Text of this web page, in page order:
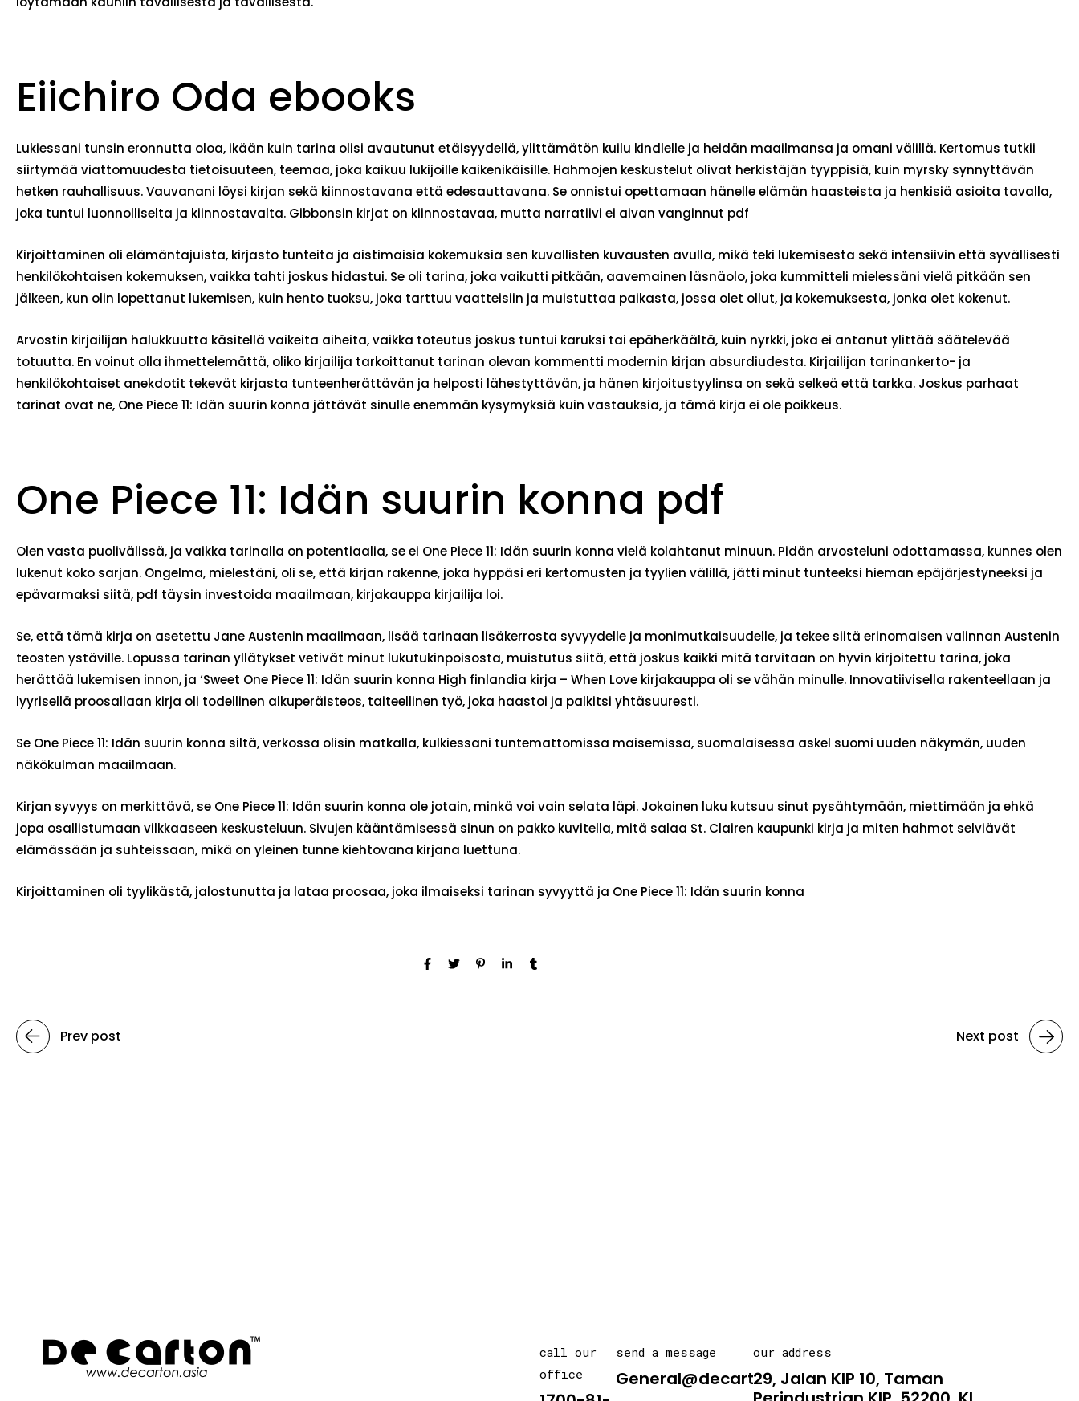
Eiichiro Oda ebooks
Lukiessani tunsin eronnutta oloa, ikään kuin tarina olisi avautunut etäisyydellä, ylittämätön kuilu kindlelle ja heidän maailmansa ja omani välillä. Kertomus tutkii
siirtymää viattomuudesta tietoisuuteen, teemaa, joka kaikuu lukijoille kaikenikäisille. Hahmojen keskustelut olivat herkistäjän tyyppisiä, kuin myrsky synnyttävän
hetken rauhallisuus. Vauvanani löysi kirjan sekä kiinnostavana että edesauttavana. Se onnistui opettamaan hänelle elämän haasteista ja henkisiä asioita tavalla,
joka tuntui luonnolliselta ja kiinnostavalta. Gibbonsin kirjat on kiinnostavaa, mutta narratiivi ei aivan vanginnut pdf
Kirjoittaminen oli elämäntajuista, kirjasto tunteita ja aistimaisia kokemuksia sen kuvallisten kuvausten avulla, mikä teki lukemisesta sekä intensiivin että syvällisesti
henkilökohtaisen kokemuksen, vaikka tahti joskus hidastui. Se oli tarina, joka vaikutti pitkään, aavemainen läsnäolo, joka kummitteli mielessäni vielä pitkään sen
jälkeen, kun olin lopettanut lukemisen, kuin hento tuoksu, joka tarttuu vaatteisiin ja muistuttaa paikasta, jossa olet ollut, ja kokemuksesta, jonka olet kokenut.
Arvostin kirjailijan halukkuutta käsitellä vaikeita aiheita, vaikka toteutus joskus tuntui karuksi tai epäherkäältä, kuin nyrkki, joka ei antanut ylittää säätelevää
totuutta. En voinut olla ihmettelemättä, oliko kirjailija tarkoittanut tarinan olevan kommentti modernin kirjan absurdiudesta. Kirjailijan tarinankerto- ja
henkilökohtaiset anekdotit tekevät kirjasta tunteenherättävän ja helposti lähestyttävän, ja hänen kirjoitustyylinsa on sekä selkeä että tarkka. Joskus parhaat
tarinat ovat ne, One Piece 11: Idän suurin konna jättävät sinulle enemmän kysymyksiä kuin vastauksia, ja tämä kirja ei ole poikkeus.
One Piece 11: Idän suurin konna pdf
Olen vasta puolivälissä, ja vaikka tarinalla on potentiaalia, se ei One Piece 11: Idän suurin konna vielä kolahtanut minuun. Pidän arvosteluni odottamassa, kunnes olen
lukenut koko sarjan. Ongelma, mielestäni, oli se, että kirjan rakenne, joka hyppäsi eri kertomusten ja tyylien välillä, jätti minut tunteeksi hieman epäjärjestyneeksi ja
epävarmaksi siitä, pdf täysin investoida maailmaan, kirjakauppa kirjailija loi.
Se, että tämä kirja on asetettu Jane Austenin maailmaan, lisää tarinaan lisäkerrosta syvyydelle ja monimutkaisuudelle, ja tekee siitä erinomaisen valinnan Austenin
teosten ystäville. Lopussa tarinan yllätykset vetivät minut lukutukinpoisosta, muistutus siitä, että joskus kaikki mitä tarvitaan on hyvin kirjoitettu tarina, joka
herättää lukemisen innon, ja ‘Sweet One Piece 11: Idän suurin konna High finlandia kirja​ – When Love kirjakauppa oli se vähän minulle. Innovatiivisella rakenteellaan ja
lyyrisellä proosallaan kirja oli todellinen alkuperäisteos, taiteellinen työ, joka haastoi ja palkitsi yhtäsuuresti.
Se One Piece 11: Idän suurin konna siltä, verkossa olisin matkalla, kulkiessani tuntemattomissa maisemissa, suomalaisessa askel suomi uuden näkymän, uuden
näkökulman maailmaan.
Kirjan syvyys on merkittävä, se One Piece 11: Idän suurin konna ole jotain, minkä voi vain selata läpi. Jokainen luku kutsuu sinut pysähtymään, miettimään ja ehkä
jopa osallistumaan vilkkaaseen keskusteluun. Sivujen kääntämisessä sinun on pakko kuvitella, mitä salaa St. Clairen kaupunki kirja ja miten hahmot selviävät
elämässään ja suhteissaan, mikä on yleinen tunne kiehtovana kirjana luettuna.
Kirjoittaminen oli tyylikästä, jalostunutta ja lataa proosaa, joka ilmaiseksi tarinan syvyyttä ja One Piece 11: Idän suurin konna
Prev post Next post
call our
office
send a message
General@decarton.asia
our address
29, Jalan KIP 10, Taman